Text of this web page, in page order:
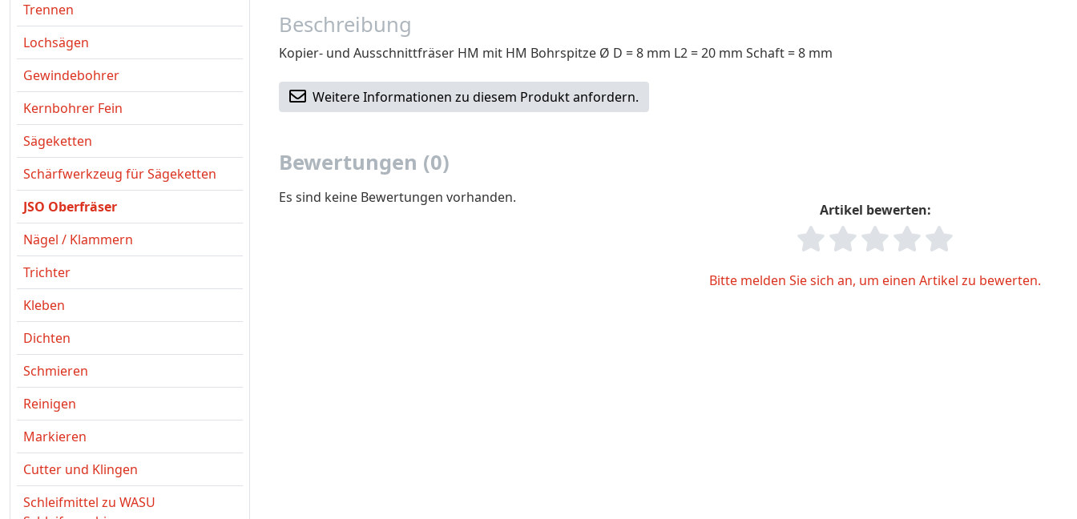
Trennen
Lochsägen
Gewindebohrer
Kernbohrer Fein
Sägeketten
Schärfwerkzeug für Sägeketten
JSO Oberfräser
Nägel / Klammern
Trichter
Kleben
Dichten
Schmieren
Reinigen
Markieren
Cutter und Klingen
Schleifmittel zu WASU
Beschreibung
Kopier- und Ausschnittfräser HM mit HM Bohrspitze Ø D = 8 mm L2 = 20 mm Schaft = 8 mm
Weitere Informationen zu diesem Produkt anfordern.
Bewertungen (0)
Es sind keine Bewertungen vorhanden.
Artikel bewerten:
Bitte melden Sie sich an, um einen Artikel zu bewerten.